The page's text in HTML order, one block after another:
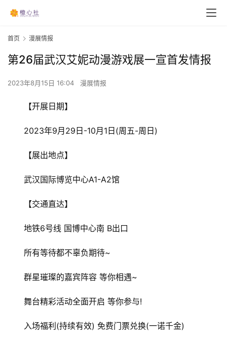
首页 漫展情报
第26届武汉艾妮动漫游戏展一宣首发情报
2023年8月15日 16:04 漫展情报
【开展日期】
2023年9月29日-10月1日(周五-周日)
【展出地点】
武汉国际博览中心A1-A2馆
【交通直达】
地铁6号线 国博中心南 B出口
所有等待都不辜负期待~
群星璀璨的嘉宾阵容 等你相遇~
舞台精彩活动全面开启 等你参与!
入场福利(持续有效) 免费门票兑换(一诺千金)